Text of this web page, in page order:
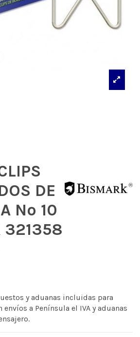
DE
Nº 10
321358
y aduanas incluidas para
envíos a Península el IVA y aduanas